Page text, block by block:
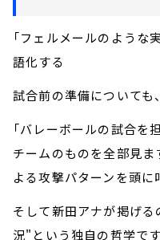
「フェルメールのような
語化する
試合前の準備についても
「バレーボールの試合を
チームのものを全部見ま
よる攻撃パターンを頭に
そして新田アナが掲げる
況"という独自の哲学です